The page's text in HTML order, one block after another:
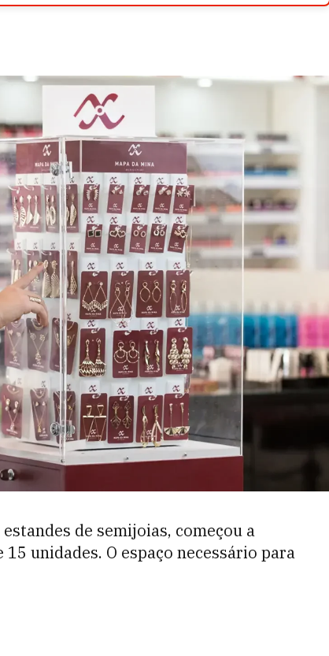
de semijoias, começou a
unidades. O espaço necessário para